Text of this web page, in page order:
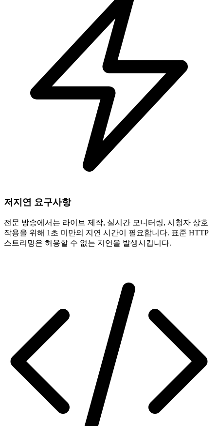
저지연 요구사항
전문 방송에서는 라이브 제작, 실시간 모니터링, 시청자 상호
작용을 위해 1초 미만의 지연 시간이 필요합니다. 표준 HTTP
스트리밍은 허용할 수 없는 지연을 발생시킵니다.